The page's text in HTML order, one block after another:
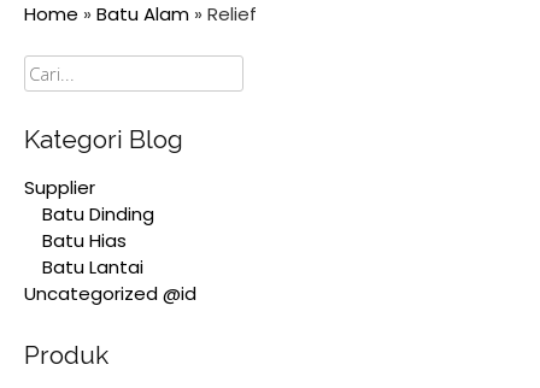
Home » Batu Alam » Relief
Cari
Kategori Blog
Supplier
Batu Dinding
Batu Hias
Batu Lantai
Uncategorized @id
Produk